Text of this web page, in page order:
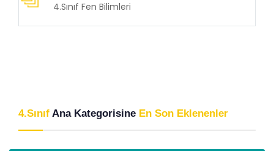
4.Sınıf Fen Bilimleri
4.Sınıf Ana Kategorisine En Son Eklenenler